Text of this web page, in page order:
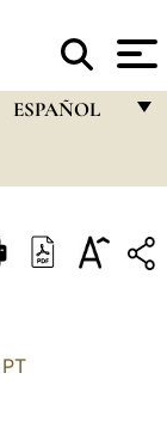
ESPAÑOL
ITALIANO
PT